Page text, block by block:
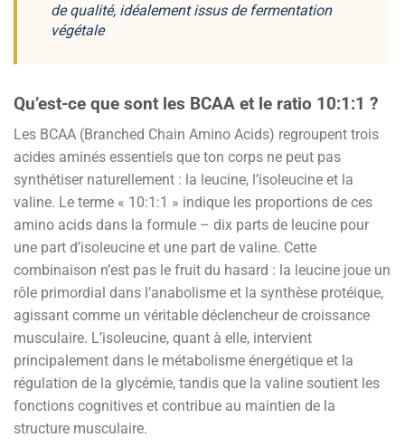
de qualité, idéalement issus de fermentation
végétale
Qu’est-ce que sont les BCAA et le ratio 10:1:1 ?
Les BCAA (Branched Chain Amino Acids) regroupent trois
acides aminés essentiels que ton corps ne peut pas
synthétiser naturellement : la leucine, l’isoleucine et la
valine. Le terme « 10:1:1 » indique les proportions de ces
amino acids dans la formule – dix parts de leucine pour
une part d’isoleucine et une part de valine. Cette
combinaison n’est pas le fruit du hasard : la leucine joue un
rôle primordial dans l’anabolisme et la synthèse protéique,
agissant comme un véritable déclencheur de croissance
musculaire. L’isoleucine, quant à elle, intervient
principalement dans le métabolisme énergétique et la
régulation de la glycémie, tandis que la valine soutient les
fonctions cognitives et contribue au maintien de la
structure musculaire.